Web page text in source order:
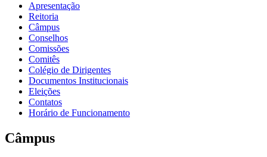
Apresentação
Reitoria
Câmpus
Conselhos
Comissões
Comitês
Colégio de Dirigentes
Documentos Institucionais
Eleições
Contatos
Horário de Funcionamento
Câmpus